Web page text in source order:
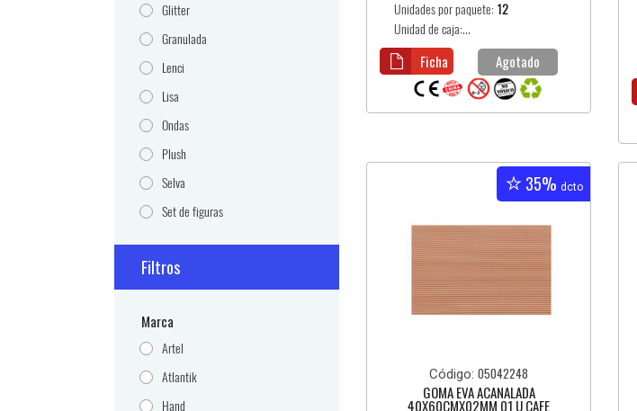
Glitter
Granulada
Lenci
Lisa
Ondas
Plush
Selva
Set de figuras
Filtros
Marca
Artel
Atlantik
Hand
Unidades por paquete: 12
Unidad de caja:...
Agotado
Ficha
35% dcto
Código:05042248
GOMA EVA ACANALADA
40X60CMX02MM 01 U CAFE